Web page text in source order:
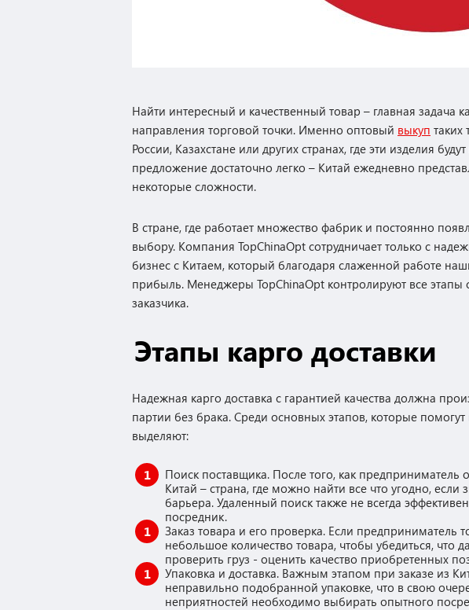
Найти интересный и качественный товар – главная задача
направления торговой точки. Именно оптовый выкуп таких
России, Казахстане или других странах, где эти изделия
предложение достаточно легко – Китай ежедневно
некоторые сложности.
В стране, где работает множество фабрик и постоянно
выбору. Компания TopChinaOpt сотрудничает только с
бизнес с Китаем, который благодаря слаженной работе
прибыль. Менеджеры TopChinaOpt контролируют все этапы
заказчика.
Этапы карго доставки
Надежная карго доставка с гарантией качества должна
партии без брака. Среди основных этапов, которые
выделяют:
Поиск поставщика. После того, как
Китай – страна, где можно найти все что угодно, если
барьера. Удаленный поиск также не всегда
посредник.
Заказ товара и его проверка. Если предприниматель
небольшое количество товара, чтобы убедиться,
проверить груз - оценить качество приобретенных
Упаковка и доставка. Важным этапом при заказе из
неправильно подобранной упаковке, что в свою
неприятностей необходимо выбирать опытного